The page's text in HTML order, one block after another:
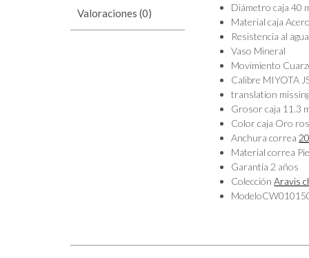
Valoraciones (0) Diámetro caja40
Material caja
Resistencia al
Vaso Mineral
Movimiento
Calibre MIYOTA
translation
Grosor caja 11.3
Color caja Oro
Anchura correa
Material correa
Garantía 2 años
ColecciónAravis
Modelo